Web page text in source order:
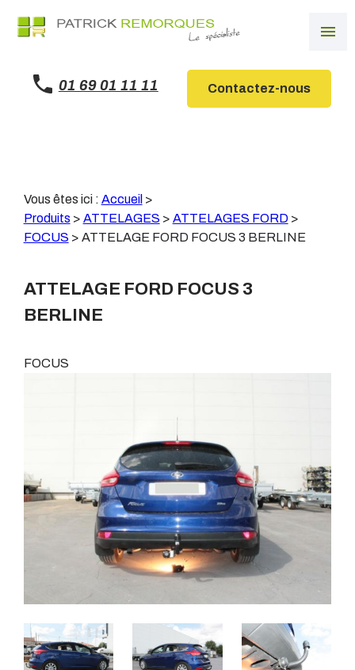
menu
01 69 01 11 11 Contactez-nous
Vous êtes ici : Accueil >
Produits > ATTELAGES > ATTELAGES FORD>
FOCUS > ATTELAGE FORD FOCUS 3 BERLINE
ATTELAGE FORD FOCUS 3
BERLINE
FOCUS